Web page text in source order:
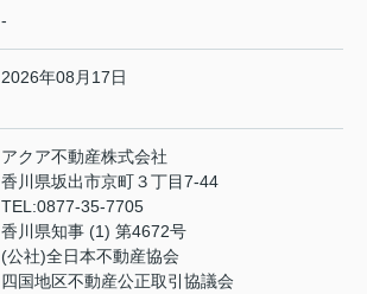
-
2026年08月17日
アクア不動産株式会社
香川県坂出市京町３丁目7-44
TEL:0877-35-7705
香川県知事 (1) 第4672号
(公社)全日本不動産協会
四国地区不動産公正取引協議会